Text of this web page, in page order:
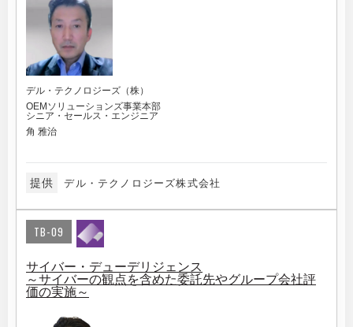
デル・テクノロジーズ（株）
OEMソリューションズ事業本部
シニア・セールス・エンジニア
角 雅治
提供 デル・テクノロジーズ株式会社
TB-09
サイバー・デューデリジェンス
～サイバーの観点を含めた委託先やグループ会社評
価の実施～